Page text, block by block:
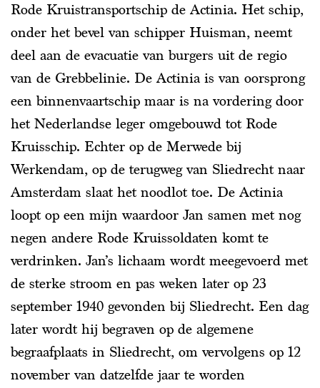
Rode Kruistransportschip de Actinia. Het schip,
onder het bevel van schipper Huisman, neemt
deel aan de evacuatie van burgers uit de regio
van de Grebbelinie. De Actinia is van oorsprong
een binnenvaartschip maar is na vordering door
het Nederlandse leger omgebouwd tot Rode
Kruisschip. Echter op de Merwede bij
Werkendam, op de terugweg van Sliedrecht naar
Amsterdam slaat het noodlot toe. De Actinia
loopt op een mijn waardoor Jan samen met nog
negen andere Rode Kruissoldaten komt te
verdrinken. Jan’s lichaam wordt meegevoerd met
de sterke stroom en pas weken later op 23
september 1940 gevonden bij Sliedrecht. Een dag
later wordt hij begraven op de algemene
begraafplaats in Sliedrecht, om vervolgens op 12
november van datzelfde jaar te worden